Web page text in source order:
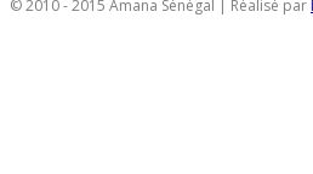
© 2010 - 2015 Amana Sénégal | Réalisé par